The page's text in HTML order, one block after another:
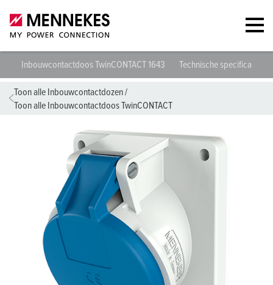
Inbouwcontactdoos TwinCONTACT 1643 Technische specificaties
Toon alle Inbouwcontactdozen/
Toon alle Inbouwcontactdoos TwinCONTACT